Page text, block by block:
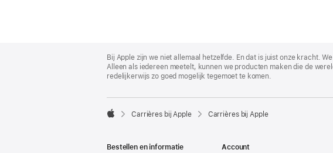
Footer
Bij Apple zijn we niet allemaal hetzelfde. En dat is juist onze kracht.
Alleen als iedereen meetelt, kunnen we producten maken die de
redelijkerwijs zo goed mogelijk tegemoet te komen.

Carrières bij Apple Carrières bij Apple
Bestellen en informatie
Account